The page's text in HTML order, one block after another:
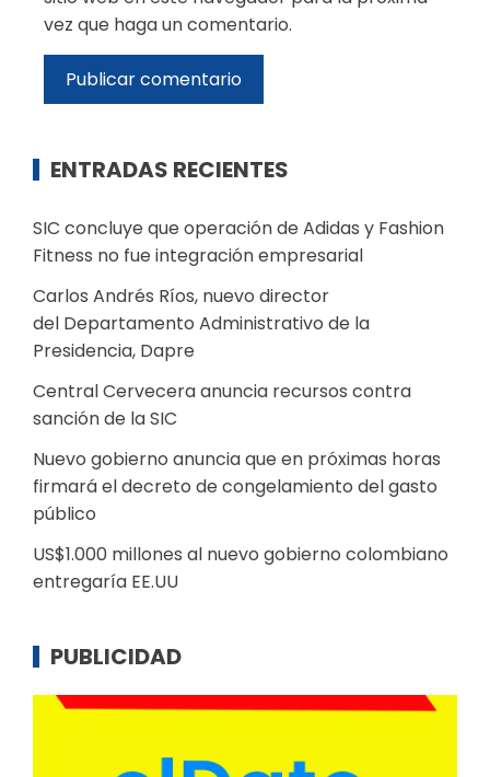
vez que haga un comentario.
ENTRADAS RECIENTES
SIC concluye que operación de Adidas y Fashion
Fitness no fue integración empresarial
Carlos Andrés Ríos, nuevo director
del Departamento Administrativo de la
Presidencia, Dapre
Central Cervecera anuncia recursos contra
sanción de la SIC
Nuevo gobierno anuncia que en próximas horas
firmará el decreto de congelamiento del gasto
público
US$1.000 millones al nuevo gobierno colombiano
entregaría EE.UU
PUBLICIDAD